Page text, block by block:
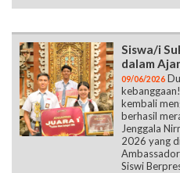
Siswa/i
dalam
09/06/2026
kembali
berhasil
Jenggala
2026 yang
Siswi